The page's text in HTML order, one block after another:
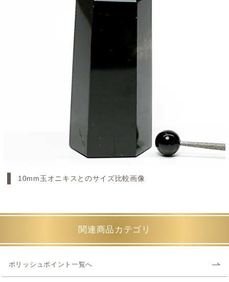
10mm玉オニキスとのサイズ比較画像
関連商品カテゴリ
ポリッシュポイント一覧へ